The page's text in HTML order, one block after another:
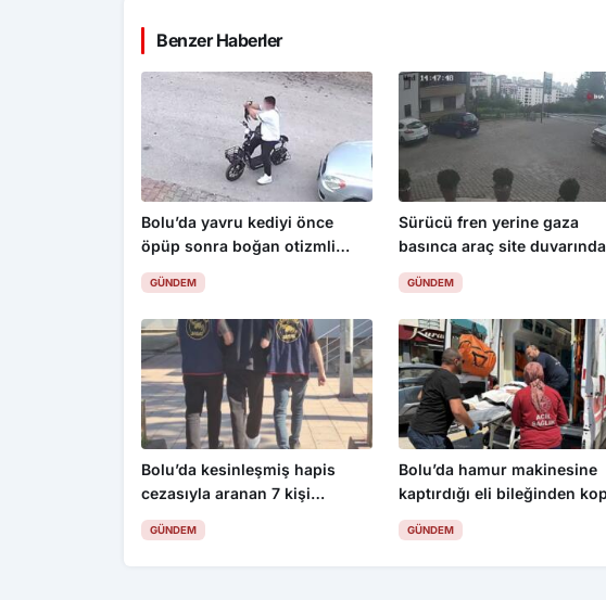
Benzer Haberler
Bolu’da yavru kediyi önce
öpüp sonra boğan otizmli
çocuk serbest bırakıldı
GÜNDEM
Sürücü fren yerine gaza
basınca araç site
aşağı uçtu: 1’i çocuk 3 yaralı
GÜNDEM
Bolu’da kesinleşmiş hapis
cezasıyla aranan 7 kişi
yakalandı
GÜNDEM
Bolu’da hamur makinesine
kaptırdığı eli bileğinden
İşçiler fenalık geçirdi
GÜNDEM